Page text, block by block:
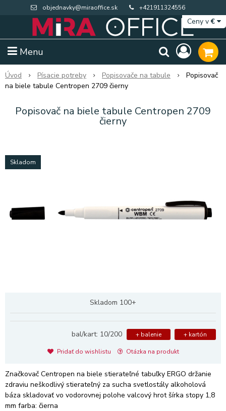
objednavky@miraoffice.sk +421911324556
Menu
Ceny v€
Úvod Písacie potreby Popisovače na tabule
Popisovač
na biele tabule Centropen 2709 čierny
Popisovač na biele tabule Centropen 2709
čierny
Skladom
Skladom 100+
bal/kart: 10/200 + balenie + kartón
Pridať do wishlistu Otázka na produkt
Značkovač Centropen na biele stierateľné tabuľky ERGO držanie
zdraviu neškodlivý stierateľný za sucha svetlostály alkoholová
báza skladovať vo vodorovnej polohe valcový hrot šírka stopy 1,8
mm farba: čierna